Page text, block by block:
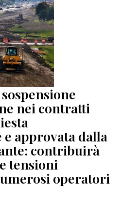
nei contratti
e approvata dalla
contribuirà
tensioni
operatori